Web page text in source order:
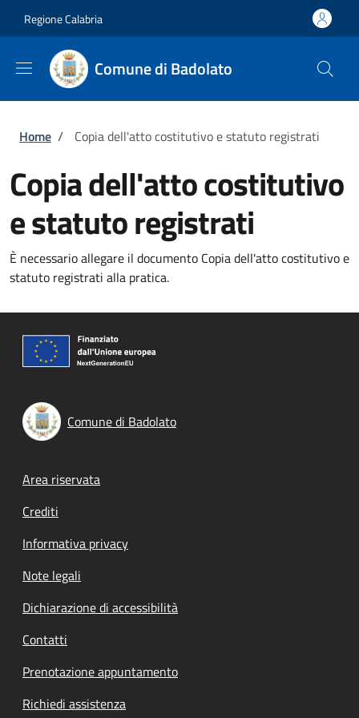
Regione Calabria
Comune di Badolato
Briciole di pane
Home / Copia dell'atto costitutivo e statuto registrati
Copia dell'atto costitutivo
e statuto registrati
È necessario allegare il documento Copia dell'atto costitutivo e
statuto registrati alla pratica.
Comune di Badolato
Footer menu
Area riservata
Crediti
Informativa privacy
Note legali
Dichiarazione di accessibilità
Contatti
Prenotazione appuntamento
Richiedi assistenza